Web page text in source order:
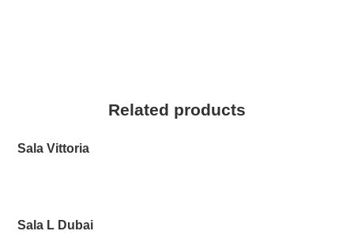
Related products
Sala Vittoria
Sala L Dubai